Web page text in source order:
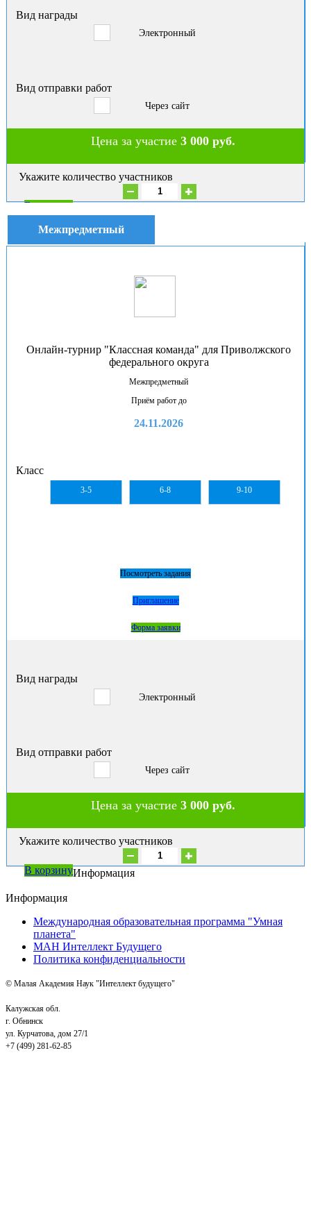
Вид награды
Электронный
Вид отправки работ
Через сайт
Цена за участие3 000 руб.
Укажите количество участников
В корзину
Межпредметный
Онлайн-турнир "Классная команда" для Приволжского
федерального округа
Межпредметный
Приём работ до
24.11.2026
Класс
3-5 6-8 9-10
Посмотреть задания
Приглашение
Форма заявки
Вид награды
Электронный
Вид отправки работ
Через сайт
Цена за участие3 000 руб.
Укажите количество участников
В корзинуИнформация
Информация
Международная образовательная программа "Умная
планета"
МАН Интеллект Будущего
Политика конфиденциальности
© Малая Академия Наук "Интеллект будущего"
Калужская обл.
г. Обнинск
ул. Курчатова, дом 27/1
+7 (499) 281-62-85